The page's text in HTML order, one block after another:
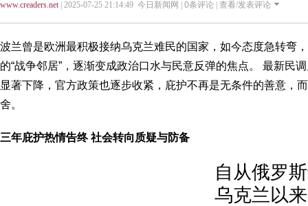
www.creaders.net| 2025-07-25 21:14:49 今日新闻网 | 0条评论 | 查看/发表评论
波兰曾是欧洲最积极接纳乌克兰难民的国家，如今态度急转弯
的“战争邻居”，逐渐变成政治口水与民意反弹的焦点。 最新民
显著下降，官方政策也逐步收紧，庇护不再是无条件的善意，
舍。
三年庇护热情告终 社会转向质疑与防备
自从俄罗
乌克兰以